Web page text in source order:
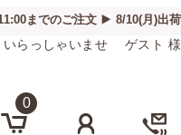
いらっしゃいませ ゲスト 様
0